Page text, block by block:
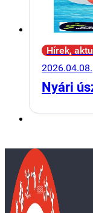
Hírek,
2026.04.08.
Nyári